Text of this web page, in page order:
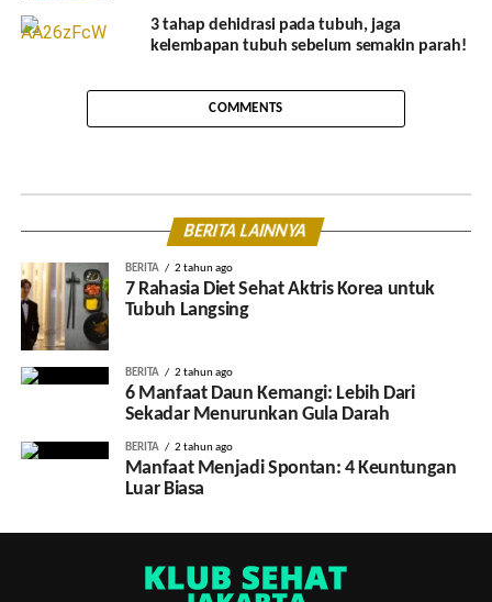
3 tahap dehidrasi pada tubuh, jaga
kelembapan tubuh sebelum semakin parah!
COMMENTS
BERITA LAINNYA
BERITA 2 tahun ago
7 Rahasia Diet Sehat Aktris Korea untuk
Tubuh Langsing
BERITA 2 tahun ago
6 Manfaat Daun Kemangi: Lebih Dari
Sekadar Menurunkan Gula Darah
BERITA 2 tahun ago
Manfaat Menjadi Spontan: 4 Keuntungan
Luar Biasa